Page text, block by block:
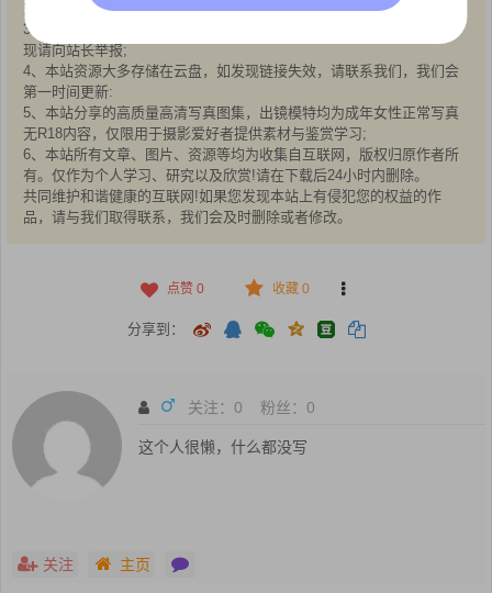
对其真实性负责;
3、本站一律禁止以任何方式发布或转载任何违法的相关信息，访客发
现请向站长举报;
4、本站资源大多存储在云盘，如发现链接失效，请联系我们，我们会
第一时间更新:
5、本站分享的高质量高清写真图集，出镜模特均为成年女性正常写真
无R18内容，仅限用于摄影爱好者提供素材与鉴赏学习;
6、本站所有文章、图片、资源等均为收集自互联网，版权归原作者所
有。仅作为个人学习、研究以及欣赏!请在下载后24小时内删除。
共同维护和谐健康的互联网!如果您发现本站上有侵犯您的权益的作
品，请与我们取得联系，我们会及时删除或者修改。
点赞 0 收藏 0
分享到：
关注： 0 粉丝： 0
这个人很懒，什么都没写
关注 主页